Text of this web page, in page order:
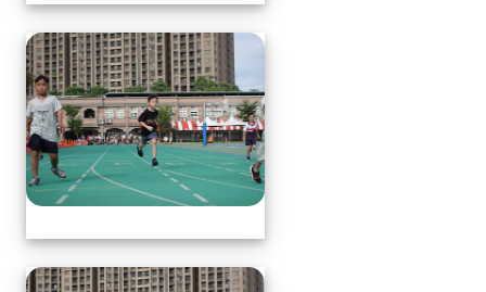
體育表演會(全員賽跑會前賽)
體育表演會(全員賽跑會前賽)